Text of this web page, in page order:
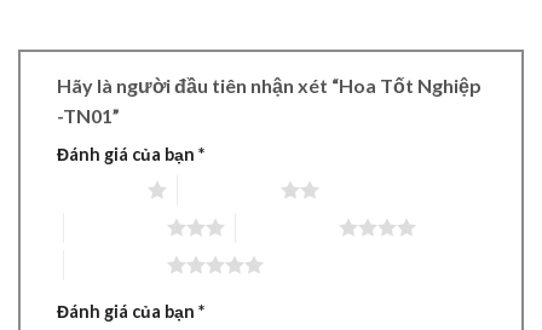
Hãy là người đầu tiên nhận xét “Hoa Tốt Nghiệp
-TN01”
Đánh giá của bạn *
Đánh giá của bạn *